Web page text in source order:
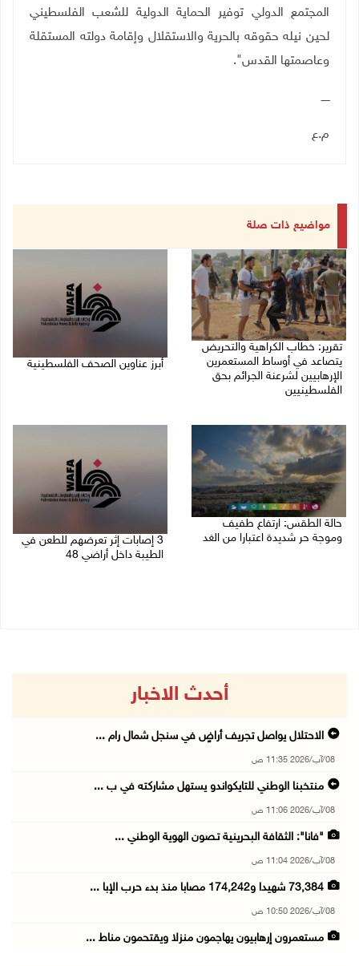
المجتمع الدولي توفير الحماية الدولية للشعب الفلسطيني
لحين نيله حقوقه بالحرية والاستقلال وإقامة دولته المستقلة
وعاصمتها القدس".
ـــــ
م.ع
مواضيع ذات صلة
تقرير: خطاب الكراهية والتحريض
يتصاعد في أوساط المستعمرين
الإرهابيين لشرعنة الجرائم بحق
الفلسطينيين
أبرز عناوين الصحف الفلسطينية
حالة الطقس: ارتفاع طفيف
وموجة حر شديدة اعتبارا من الغد
3 إصابات إثر تعرضهم للطعن في
الطيبة داخل أراضي 48
أحدث الاخبار
الاحتلال يواصل تجريف أراضٍ في سنجل شمال رام ...
08/آب/2026 11:35 ص
منتخبنا الوطني للتايكواندو يستهل مشاركته في ب ...
08/آب/2026 11:06 ص
"فانا": الثقافة البحرينية تـصون الهوية الوطني ...
08/آب/2026 11:04 ص
73,384 شهيدا و174,242 مصابا منذ بدء حرب الإبا ...
08/آب/2026 10:50 ص
مستعمرون إرهابيون يهاجمون منزلا ويقتحمون مناط ...